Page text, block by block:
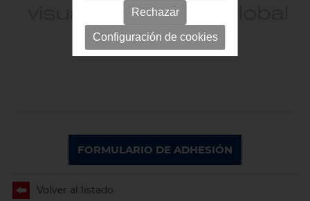
FORMULARIO DE ADHESIÓN
Volver al listado
Rechazar
Configuración de cookies